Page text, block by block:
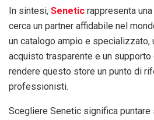
In sintesi, Senetic rappresenta
cerca un partner affidabile nel
un catalogo ampio e specializzato,
acquisto trasparente e un
rendere questo store un punto di
professionisti.
Scegliere Senetic significa